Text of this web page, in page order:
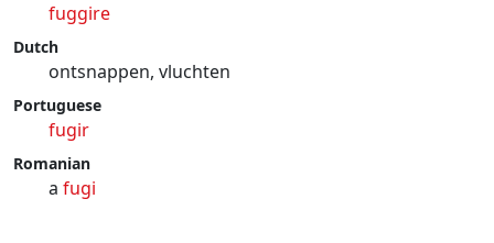
fuggire
Dutch
ontsnappen, vluchten
Portuguese
fugir
Romanian
a fugi